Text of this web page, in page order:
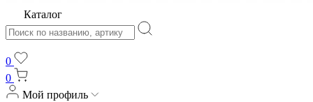
Каталог
0
0
Мой профиль